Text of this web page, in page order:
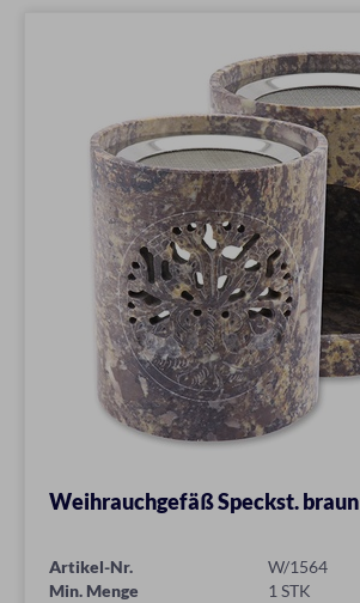
Weihrauchgefäß Speckst. braun
Artikel-Nr.
W/1564
Min. Menge
1 STK